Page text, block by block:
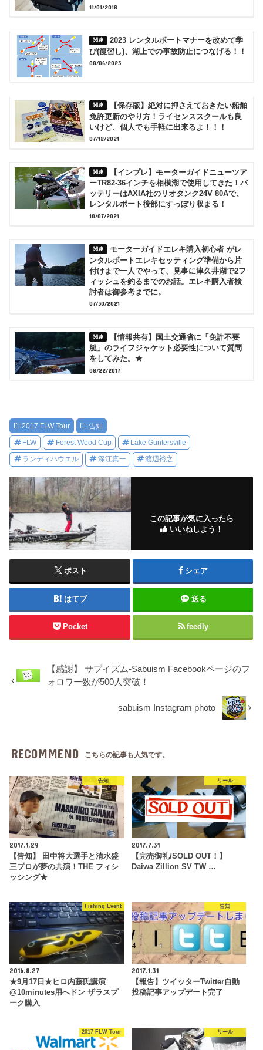
11/01/2018
2023 レンタルボートマナーを改めて学
び(復習し)、湖上での事故防止につなげる！！
08/06/2023
【保存版】絶対に押さえておきたい船舶
免許更新のやり方！ライセンススクールも良
いけど、個人でも手軽に出来るよ！！！
07/12/2021
【インプレ】モーターガイドニューツア
ーTR82-36インチを相模湖で使用してきた！バ
ッテリーはAXIA社のリオタンク24V 80Aで、
レンタルボート後部にすっぽり収まる！
10/07/2021
モーターガイドエレキ購入初心者 がレ
ンタルボートエレキセッティング準備から片
付けまで一人でやって、見事に津久井湖で2フ
ィッシュを釣るまでのお話。エレキ購入者検
討者は御参考までに。
07/30/2021
【情報共有】国土交通省に「免許不要
艇」のライフジャケット必要性について質問
をしてみた。★
08/22/2017
2017 FLW Tour 告知
FLW Forest Wood Cup Lake Guntersville
ランディハウエル 深江真一 渡辺裕之
この記事が気に入ったら
いいねしよう！
ポスト シェア
はてブ 送る
Pocket feedly
【感謝】 サブイズム-Sabuism Facebookページのフ
ォロワー数が500人突破！
sabuism Instagram photo
RECOMMEND こちらの記事も人気です。
告知
2017.1.29
【告知】 田中将大選手と清水盛
三プロが夢の共演！THE フィシ
ッシング★
リール
2017.7.31
【完売御礼/SOLD OUT！】
Daiwa Zillion SV TW …
Fishing Event
2016.8.27
★9月17日★ヒロ内藤氏講演
@10minutes用へドン ザラスプ
ーク購入
告知
2017.1.31
【報告】ツイッターTwitter自動
投稿記事アップデート完了
2017 FLW Tour リール